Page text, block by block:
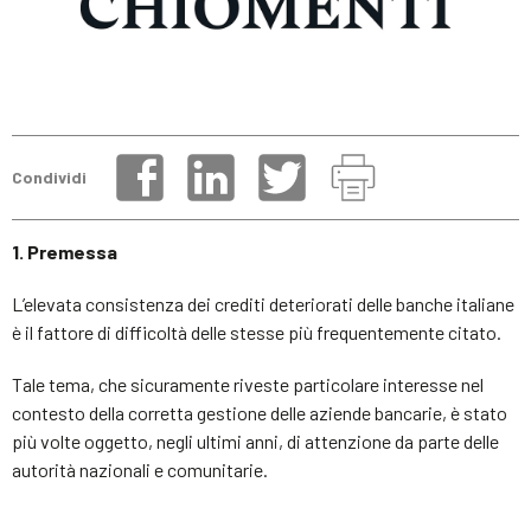
Condividi
1. Premessa
L’elevata consistenza dei crediti deteriorati delle banche italiane
è il fattore di difficoltà delle stesse più frequentemente citato.
Tale tema, che sicuramente riveste particolare interesse nel
contesto della corretta gestione delle aziende bancarie, è stato
più volte oggetto, negli ultimi anni, di attenzione da parte delle
autorità nazionali e comunitarie.